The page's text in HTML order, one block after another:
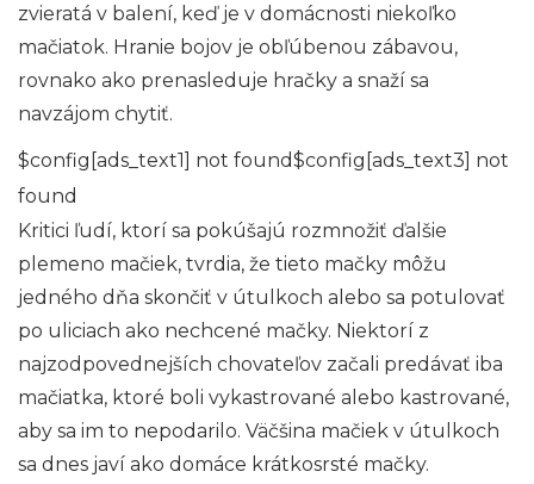
zvieratá v balení, keď je v domácnosti niekoľko
mačiatok. Hranie bojov je obľúbenou zábavou,
rovnako ako prenasleduje hračky a snaží sa
navzájom chytiť.
$config[ads_text1] not found$config[ads_text3] not
found
Kritici ľudí, ktorí sa pokúšajú rozmnožiť ďalšie
plemeno mačiek, tvrdia, že tieto mačky môžu
jedného dňa skončiť v útulkoch alebo sa potulovať
po uliciach ako nechcené mačky. Niektorí z
najzodpovednejších chovateľov začali predávať iba
mačiatka, ktoré boli vykastrované alebo kastrované,
aby sa im to nepodarilo. Väčšina mačiek v útulkoch
sa dnes javí ako domáce krátkosrsté mačky.